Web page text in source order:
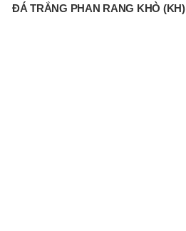
ĐÁ TRẮNG PHAN RANG KHÒ (KH)